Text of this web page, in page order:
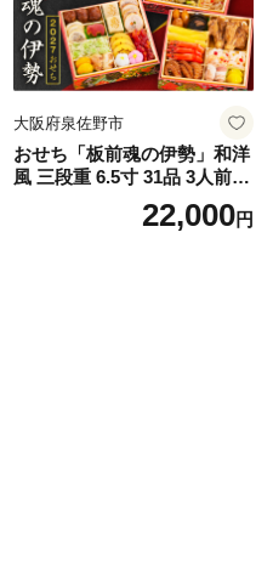
大阪府泉佐野市
おせち「板前魂の伊勢」和洋
風 三段重 6.5寸 31品 3人前
【1位獲得 おせち料理 板前魂
贅沢おせち お節 惣菜 冷凍 先
22,000円